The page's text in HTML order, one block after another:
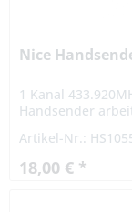
Nice
1 Kanal
Handsender
Codierung ist mit
Codierschalter
Artikel-Nr.:
18,00 € *